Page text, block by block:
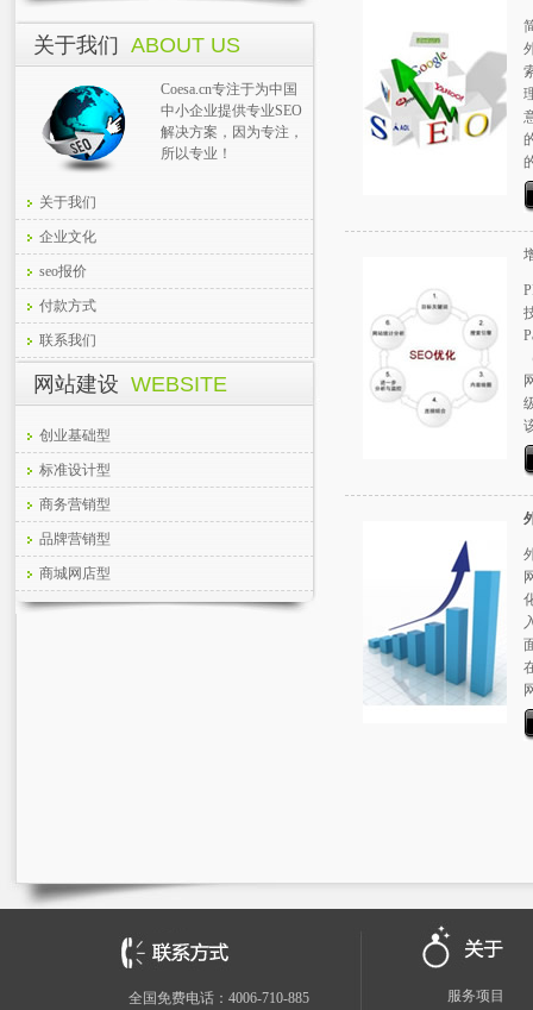
关于我们 ABOUT US
Coesa.cn专注于为中国
中小企业提供专业SEO
解决方案，因为专注，
所以专业！
关于我们
企业文化
seo报价
付款方式
联系我们
网站建设 WEBSITE
创业基础型
标准设计型
商务营销型
品牌营销型
商城网店型
全国免费电话：4006-710-885
服务项目